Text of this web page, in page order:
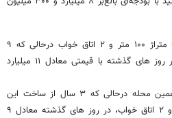
آپارتمان دیگری در محدوده پونک با متراژ ۱۰۰ متر و ۲ اتاق خواب درحالی که ۹
سال از ساخت این واحد میگذرد در روز های گذشته با قیمتی معادل ۱۱ میلیارد
همچنین واحد آپارتمان دیگری در همین محله درحالی که ۳ سال از ساخت این
واحد گذشته باشد با متراژ ۹۰ متر و ۲ اتاق خواب، در روز های گذشته معادل ۹